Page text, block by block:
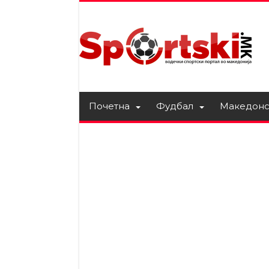
Почетна Фудбал